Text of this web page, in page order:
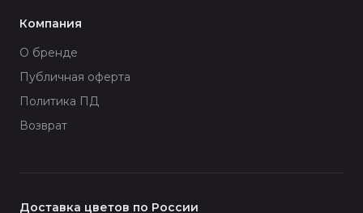
Компания
О бренде
Публичная оферта
Политика ПД
Возврат
Доставка цветов по России